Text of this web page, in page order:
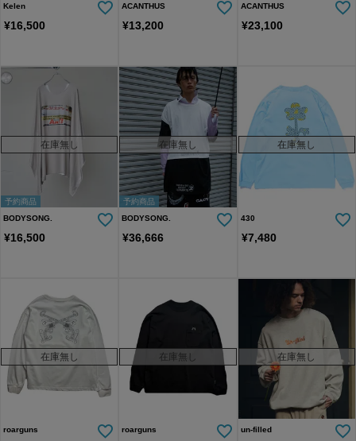
Kelen
¥16,500
ACANTHUS
¥13,200
ACANTHUS
¥23,100
予約商品
在庫無し
BODYSONG.
¥16,500
予約商品
在庫無し
BODYSONG.
¥36,666
在庫無し
430
¥7,480
在庫無し
roarguns
在庫無し
roarguns
在庫無し
un-filled